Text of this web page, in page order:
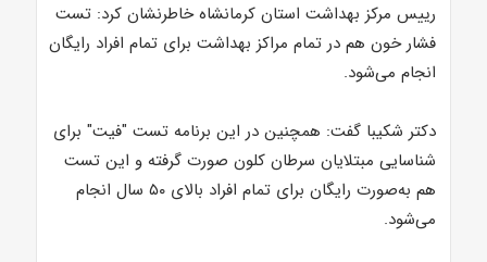
رییس مرکز بهداشت استان کرمانشاه خاطرنشان کرد: تست
فشار خون هم در تمام مراکز بهداشت برای تمام افراد رایگان
انجام می‌شود.
دکتر شکیبا گفت: همچنین در این برنامه تست "فیت" برای
شناسایی مبتلایان سرطان کلون صورت گرفته و این تست
هم به‌صورت رایگان برای تمام افراد بالای ۵۰ سال انجام
می‌شود.